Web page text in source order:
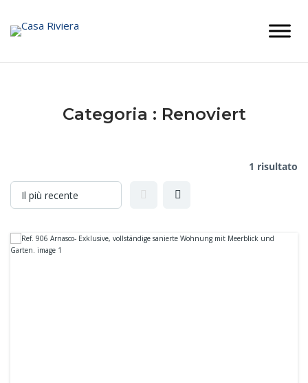
Categoria : Renoviert
1 risultato